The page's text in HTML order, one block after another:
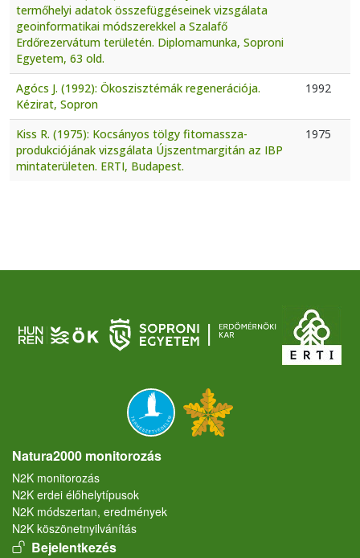
termőhelyi adatok összefüggéseinek vizsgálata
geoinformatikai módszerekkel a Szalafő
Erdőrezervátum területén. Diplomamunka, Soproni
Egyetem, 63 old.
Agócs J. (1992): Ökoszisztémák regenerációja.
Kézirat, Sopron
1992
Kiss R. (1975): Kocsányos tölgy fitomassza-
produkciójának vizsgálata Újszentmargitán az IBP
mintaterületen. ERTI, Budapest.
1975
Natura2000 monitorozás
N2K monitorozás
N2K erdei élőhelytípusok
N2K módszertan, eredmények
N2K köszönetnyilvánítás
User account menu
Bejelentkezés